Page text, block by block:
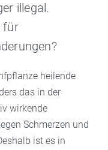
illegal.
für
heilende
das in der
wirkende
Schmerzen und
ist es in